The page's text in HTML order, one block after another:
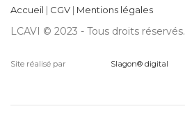
Accueil | CGV | Mentions légales
LCAVI © 2023 - Tous droits réservés.
Site réalisé par Slagon® digital